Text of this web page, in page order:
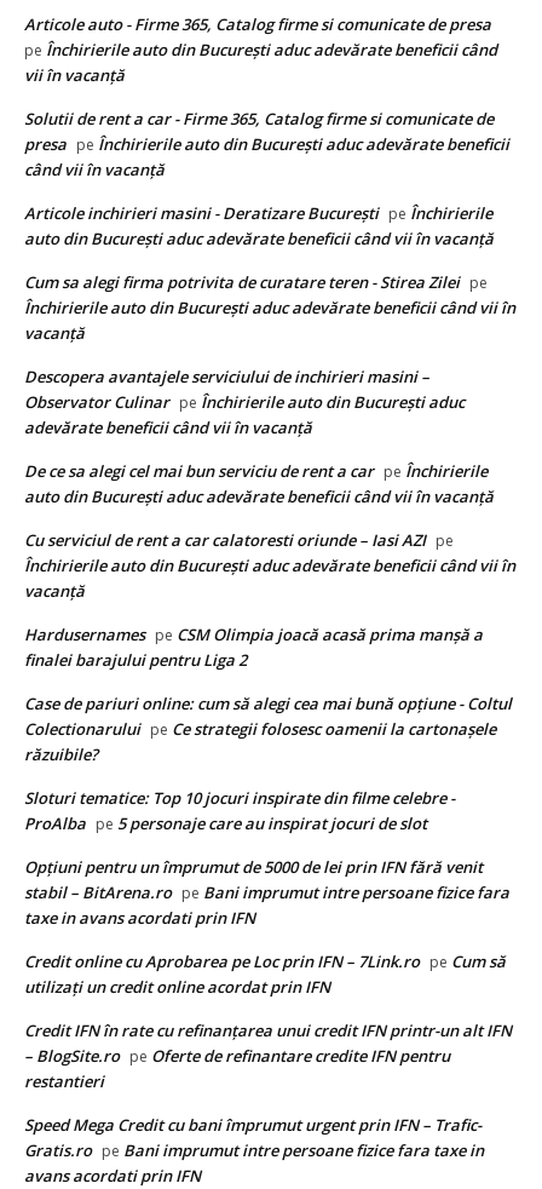
Articole auto - Firme 365, Catalog firme si comunicate de presa
pe Închirierile auto din București aduc adevărate beneficii când
vii în vacanță
Solutii de rent a car - Firme 365, Catalog firme si comunicate de
presa pe Închirierile auto din București aduc adevărate beneficii
când vii în vacanță
Articole inchirieri masini - Deratizare București pe Închirierile
auto din București aduc adevărate beneficii când vii în vacanță
Cum sa alegi firma potrivita de curatare teren - Stirea Zilei pe
Închirierile auto din București aduc adevărate beneficii când vii în
vacanță
Descopera avantajele serviciului de inchirieri masini –
Observator Culinar pe Închirierile auto din București aduc
adevărate beneficii când vii în vacanță
De ce sa alegi cel mai bun serviciu de rent a car pe Închirierile
auto din București aduc adevărate beneficii când vii în vacanță
Cu serviciul de rent a car calatoresti oriunde – Iasi AZI pe
Închirierile auto din București aduc adevărate beneficii când vii în
vacanță
Hardusernames pe CSM Olimpia joacă acasă prima manșă a
finalei barajului pentru Liga 2
Case de pariuri online: cum să alegi cea mai bună opțiune - Coltul
Colectionarului pe Ce strategii folosesc oamenii la cartonașele
răzuibile?
Sloturi tematice: Top 10 jocuri inspirate din filme celebre -
ProAlba pe 5 personaje care au inspirat jocuri de slot
Opțiuni pentru un împrumut de 5000 de lei prin IFN fără venit
stabil – BitArena.ro pe Bani imprumut intre persoane fizice fara
taxe in avans acordati prin IFN
Credit online cu Aprobarea pe Loc prin IFN – 7Link.ro pe Cum să
utilizați un credit online acordat prin IFN
Credit IFN în rate cu refinanțarea unui credit IFN printr-un alt IFN
– BlogSite.ro pe Oferte de refinantare credite IFN pentru
restantieri
Speed Mega Credit cu bani împrumut urgent prin IFN – Trafic-
Gratis.ro pe Bani imprumut intre persoane fizice fara taxe in
avans acordati prin IFN